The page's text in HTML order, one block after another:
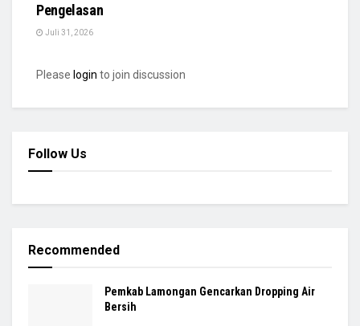
Pengelasan
Juli 31, 2026
Please login to join discussion
Follow Us
Recommended
Pemkab Lamongan Gencarkan Dropping Air
Bersih